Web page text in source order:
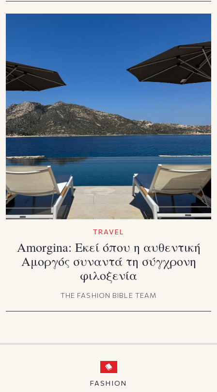
TRAVEL
Amorgina: Εκεί όπου η αυθεντική
Αμοργός συναντά τη σύγχρονη
φιλοξενία
THE FASHION BIBLE TEAM
FASHION